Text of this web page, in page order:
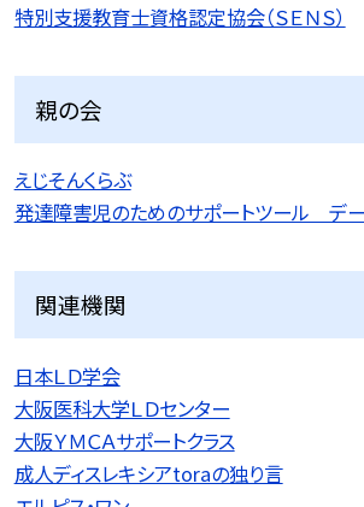
特別支援教育士資格認定協会（ＳＥＮＳ）
親の会
えじそんくらぶ
発達障害児のためのサポートツール デ
関連機関
日本ＬＤ学会
大阪医科大学ＬＤセンター
大阪ＹＭＣＡサポートクラス
成人ディスレキシアtoraの独り言